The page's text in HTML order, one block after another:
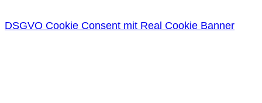
DSGVO Cookie Consent mit Real Cookie Banner